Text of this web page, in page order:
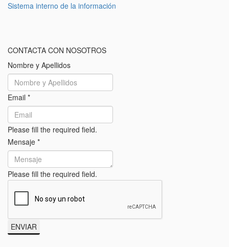
Sistema interno de la información
CONTACTA CON NOSOTROS
Nombre y Apellidos
Email *
Please fill the required field.
Mensaje *
Please fill the required field.
ENVIAR